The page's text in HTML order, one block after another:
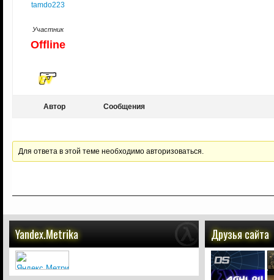
tamdo223
Участник
Offline
Автор Сообщения
Для ответа в этой теме необходимо авторизоваться.
Yandex.Metrika Друзья сайта